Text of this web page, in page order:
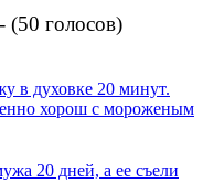
(50 голосов)
в духовке 20 минут.
хорош с мороженым
20 дней, а ее съели